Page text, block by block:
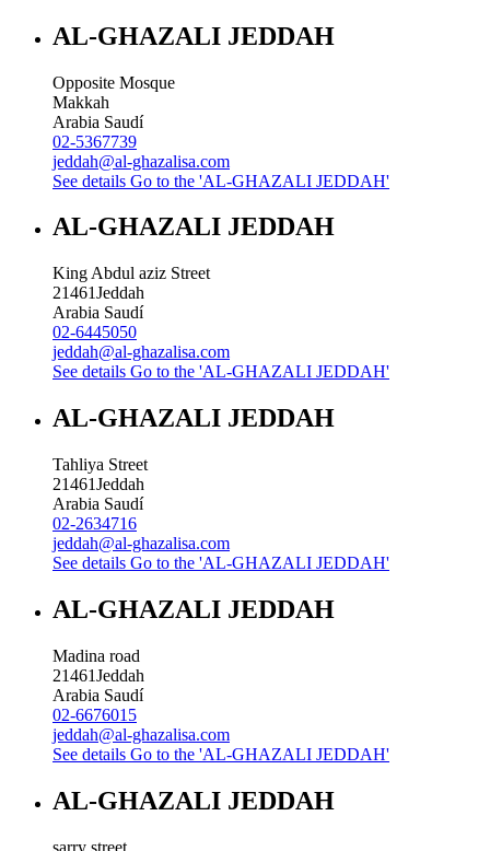
AL-GHAZALI JEDDAH
Opposite Mosque
Makkah
Arabia Saudí
02-5367739
jeddah@al-ghazalisa.com
See details Go to the 'AL-GHAZALI JEDDAH'
AL-GHAZALI JEDDAH
King Abdul aziz Street
21461Jeddah
Arabia Saudí
02-6445050
jeddah@al-ghazalisa.com
See details Go to the 'AL-GHAZALI JEDDAH'
AL-GHAZALI JEDDAH
Tahliya Street
21461Jeddah
Arabia Saudí
02-2634716
jeddah@al-ghazalisa.com
See details Go to the 'AL-GHAZALI JEDDAH'
AL-GHAZALI JEDDAH
Madina road
21461Jeddah
Arabia Saudí
02-6676015
jeddah@al-ghazalisa.com
See details Go to the 'AL-GHAZALI JEDDAH'
AL-GHAZALI JEDDAH
sarry street